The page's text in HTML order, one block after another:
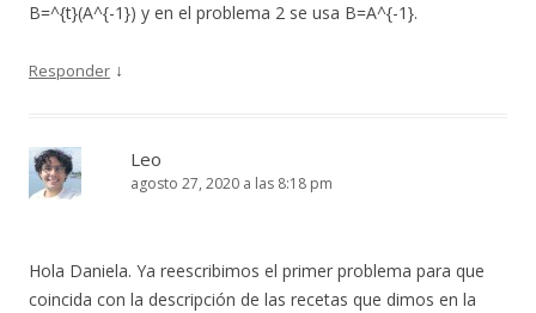
B=^{t}(A^{-1}) y en el problema 2 se usa B=A^{-1}.
Responder ↓
Leo
agosto 27, 2020 a las 8:18 pm
Hola Daniela. Ya reescribimos el primer problema para que
coincida con la descripción de las recetas que dimos en la